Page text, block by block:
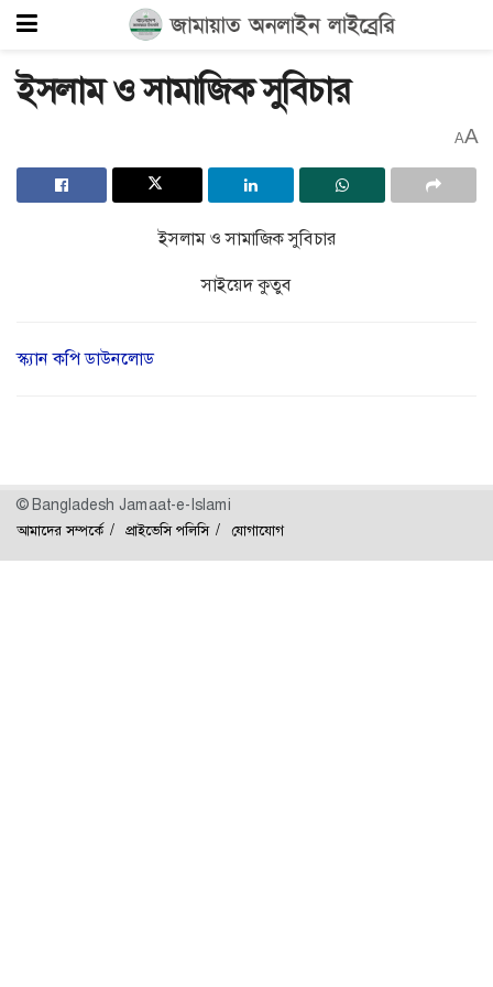
ইসলাম ও সামাজিক সুবিচার
AA
ইসলাম ও সামাজিক সুবিচার
সাইয়েদ কুতুব
স্ক্যান কপি ডাউনলোড
© Bangladesh Jamaat-e-Islami
আমাদের সম্পর্কে প্রাইভেসি পলিসি যোগাযোগ